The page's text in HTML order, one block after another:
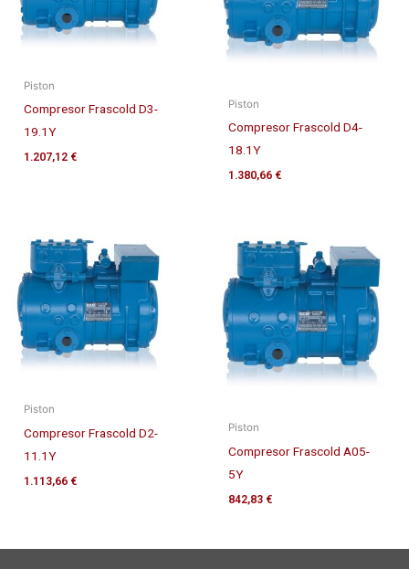
Piston
Compresor Frascold D3-
19.1Y
1.207,12 €
Piston
Compresor Frascold D4-
18.1Y
1.380,66 €
Piston
Compresor Frascold D2-
11.1Y
1.113,66 €
Piston
Compresor Frascold A05-
5Y
842,83 €